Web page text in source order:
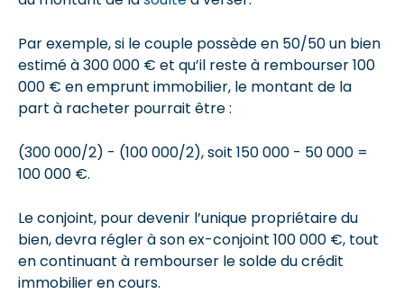
Par exemple, si le couple possède en 50/50 un bien
estimé à 300 000 € et qu’il reste à rembourser 100
000 € en emprunt immobilier, le montant de la
part à racheter pourrait être :
(300 000/2) - (100 000/2), soit 150 000 - 50 000 =
100 000 €.
Le conjoint, pour devenir l’unique propriétaire du
bien, devra régler à son ex-conjoint 100 000 €, tout
en continuant à rembourser le solde du crédit
immobilier en cours.